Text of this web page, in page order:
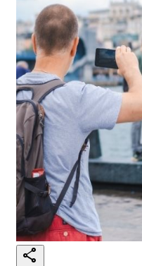
share